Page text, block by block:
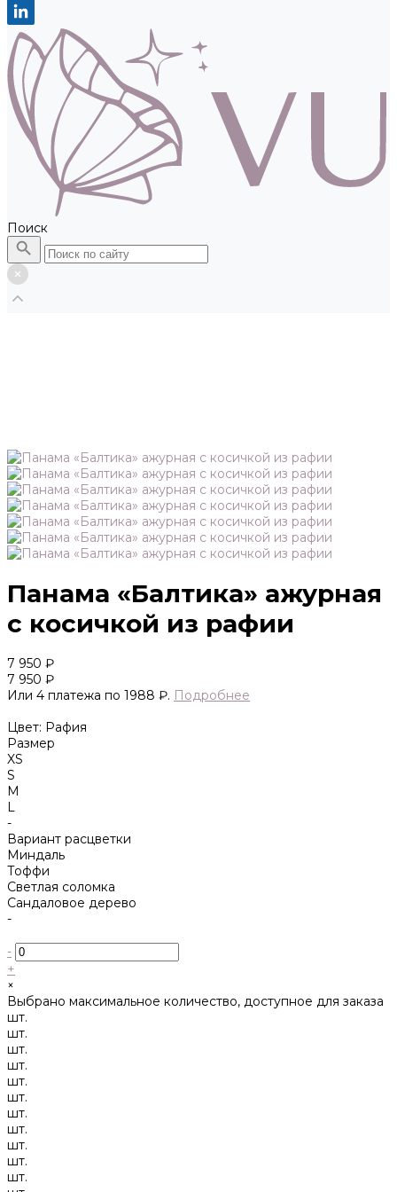
Поиск
Панама «Балтика» ажурная
с косичкой из рафии
7 950 ₽
7 950 ₽
Или 4 платежа по 1988 ₽. Подробнее
Цвет: Рафия
Размер
XS
S
M
L
-
Вариант расцветки
Миндаль
Тоффи
Светлая соломка
Сандаловое дерево
-
-
+
×
Выбрано максимальное количество, доступное для заказа
шт.
шт.
шт.
шт.
шт.
шт.
шт.
шт.
шт.
шт.
шт.